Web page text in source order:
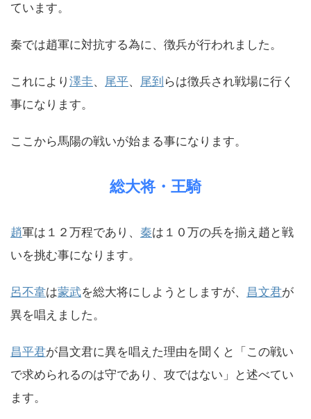
ています。
秦では趙軍に対抗する為に、徴兵が行われました。
これにより 澤圭、 尾平、 尾到 らは徴兵され戦場に行く
事になります。
ここから馬陽の戦いが始まる事になります。
総大将・王騎
趙軍は１２万程であり、 秦は１０万の兵を揃え趙と戦
いを挑む事になります。
呂不韋は蒙武を総大将にしようとしますが、 昌文君が
異を唱えました。
昌平君が昌文君に異を唱えた理由を聞くと「この戦い
で求められるのは守であり、攻ではない」と述べてい
ます。